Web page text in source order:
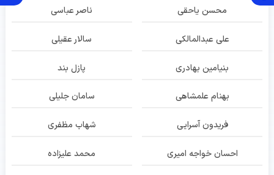
محسن یاحقی ناصر عباسی
علی عبدالمالکی سالار عقیلی
بنیامین بهادری پازل بند
بهنام علمشاهی سامان جلیلی
فریدون آسرایی شهاب مظفری
احسان خواجه امیری محمد علیزاده